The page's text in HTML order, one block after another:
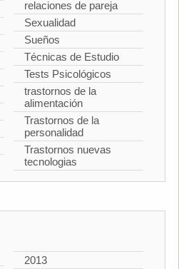
relaciones de pareja
Sexualidad
Sueños
Técnicas de Estudio
Tests Psicológicos
trastornos de la
alimentación
Trastornos de la
personalidad
Trastornos nuevas
tecnologias
2013